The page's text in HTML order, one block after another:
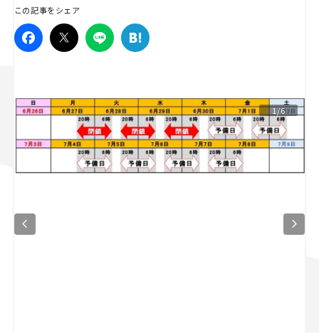
この記事をシェア
1/6
Campaign
人気のハッシュタグ